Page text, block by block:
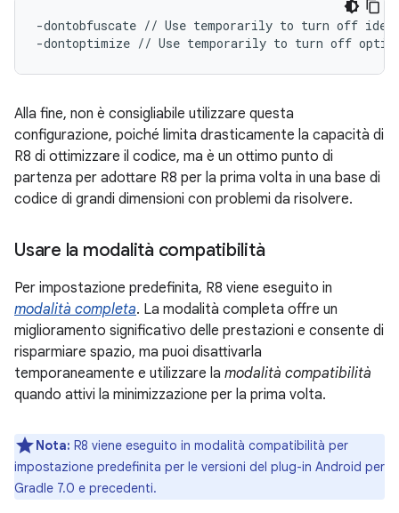
-dontobfuscate // Use temporarily to turn off
Alla fine, non è consigliabile utilizzare questa
configurazione, poiché limita drasticamente la capacità di
R8 di ottimizzare il codice, ma è un ottimo punto di
partenza per adottare R8 per la prima volta in una base di
codice di grandi dimensioni con problemi da risolvere.
Usare la modalità compatibilità
Per impostazione predefinita, R8 viene eseguito in
modalità completa. La modalità completa offre un
miglioramento significativo delle prestazioni e consente di
risparmiare spazio, ma puoi disattivarla
temporaneamente e utilizzare la modalità compatibilità
quando attivi la minimizzazione per la prima volta.
Nota: R8 viene eseguito in modalità compatibilità per
impostazione predefinita per le versioni del plug-in Android per
Gradle 7.0 e precedenti.